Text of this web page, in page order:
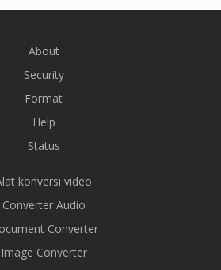
About
Security
Format
Help
Status
konversi video
Converter Audio
Converter
Image Converter